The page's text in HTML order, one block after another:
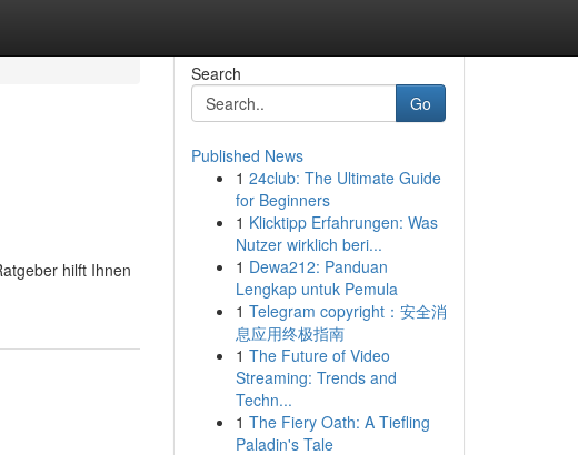
hilft Ihnen
Search
Go
Published News
1 24club: The Ultimate Guide
for Beginners
1 Klicktipp Erfahrungen: Was
Nutzer wirklich beri...
1 Dewa212: Panduan
Lengkap untuk Pemula
1 Telegram copyright：安全消
息应用终极指南
1 The Future of Video
Streaming: Trends and
Techn...
1 The Fiery Oath: A Tiefling
Paladin's Tale